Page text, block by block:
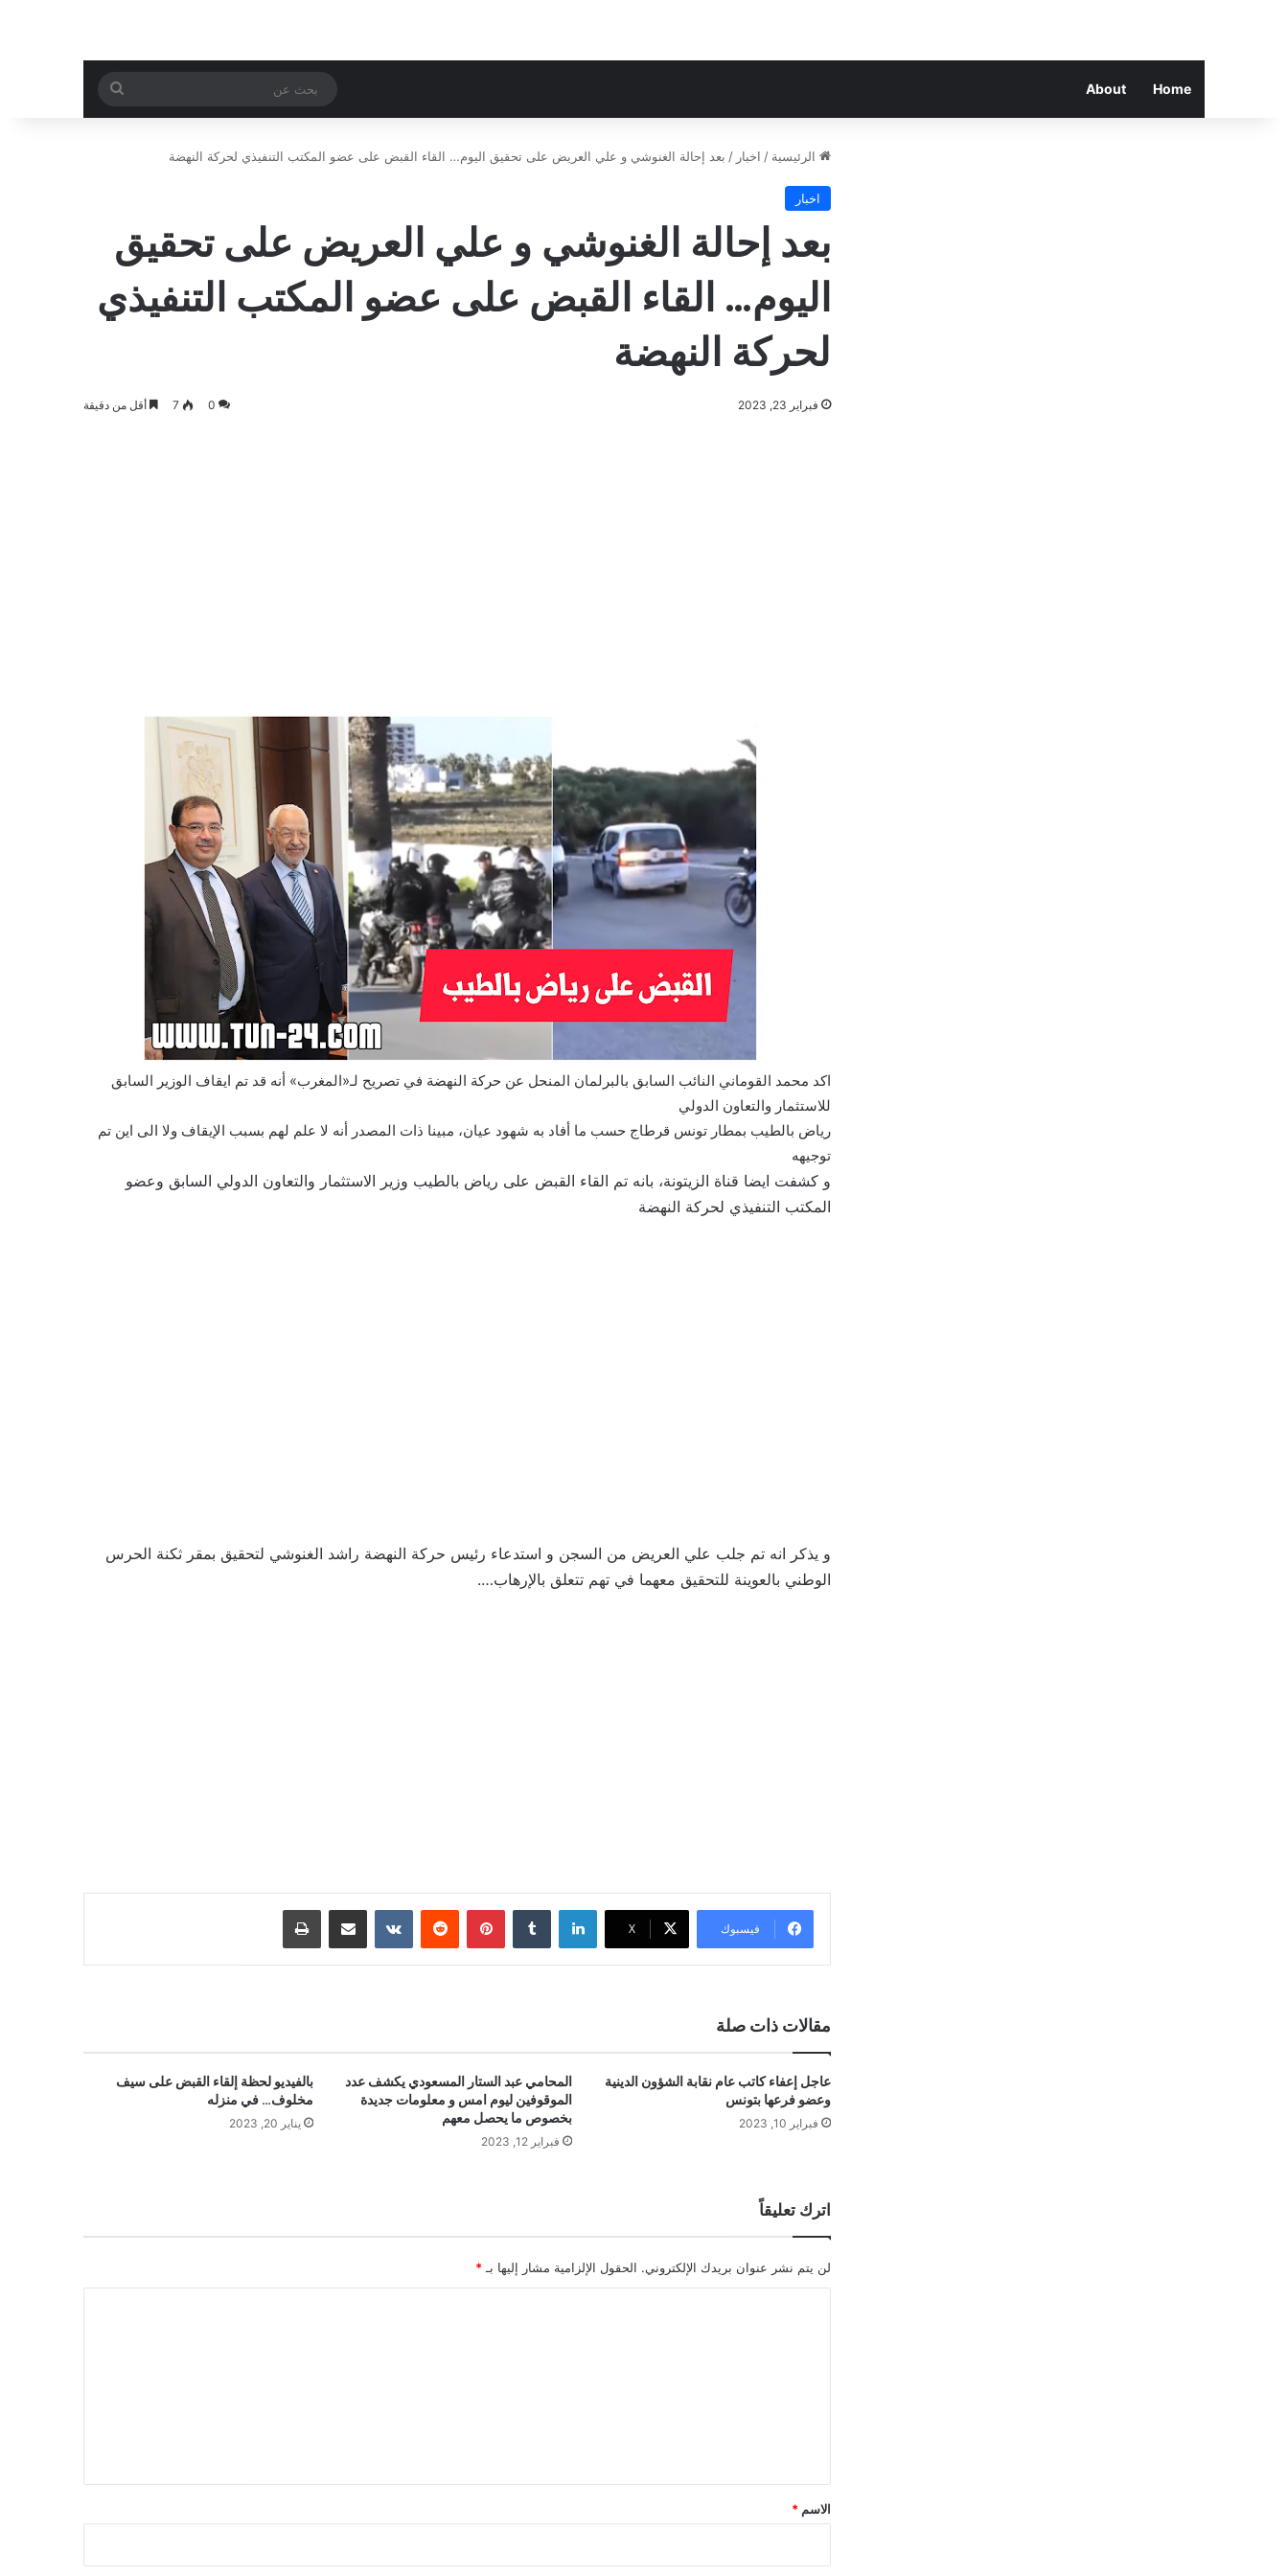
Home
About
بحث
عن
الرئيسية / اخبار / بعد إحالة الغنوشي و علي العريض على تحقيق اليوم… القاء القبض على عضو المكتب التنفيذي لحركة النهضة
اخبار
بعد إحالة الغنوشي و علي العريض على تحقيق
اليوم… القاء القبض على عضو المكتب التنفيذي
لحركة النهضة
فبراير 23, 2023 0
7 أقل من دقيقة
اكد محمد القوماني النائب السابق بالبرلمان المنحل عن حركة النهضة في تصريح لـ«المغرب» أنه قد تم ايقاف الوزير السابق
للاستثمار والتعاون الدولي
رياض بالطيب بمطار تونس قرطاج حسب ما أفاد به شهود عيان، مبينا ذات المصدر أنه لا علم لهم بسبب الإيقاف ولا الى اين تم
توجيهه
و كشفت ايضا قناة الزيتونة، بانه تم القاء القبض على رياض بالطيب وزير الاستثمار والتعاون الدولي السابق وعضو
المكتب التنفيذي لحركة النهضة
و يذكر انه تم جلب علي العريض من السجن و استدعاء رئيس حركة النهضة راشد الغنوشي لتحقيق بمقر ثكنة الحرس
الوطني بالعوينة للتحقيق معهما في تهم تتعلق بالإرهاب….
فيسبوك X
لينكدإن بينتيريست مشاركة عبر البريد طباعة
مقالات ذات صلة
عاجل إعفاء كاتب عام نقابة الشؤون الدينية
وعضو فرعها بتونس
فبراير 10, 2023
المحامي عبد الستار المسعودي يكشف عدد
الموقوفين ليوم امس و معلومات جديدة
بخصوص ما يحصل معهم
فبراير 12, 2023
بالفيديو لحظة إلقاء القبض على سيف
مخلوف… في منزله
يناير 20, 2023
اترك تعليقاً
لن يتم نشر عنوان بريدك الإلكتروني. الحقول الإلزامية مشار إليها بـ *
*
الاسم *